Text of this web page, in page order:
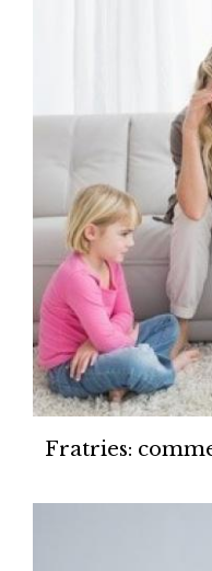
Fratries: